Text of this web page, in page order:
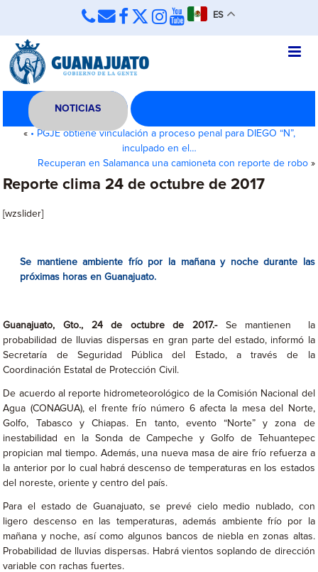
ES
NOTICIAS
« • PGJE obtiene vinculación a proceso penal para DIEGO “N”,
inculpado en el…
Recuperan en Salamanca una camioneta con reporte de robo»
Reporte clima 24 de octubre de 2017
[wzslider]
Se mantiene ambiente frío por la mañana y noche durante las
próximas horas en Guanajuato.
Guanajuato, Gto., 24 de octubre de 2017.- Se mantienen la
probabilidad de lluvias dispersas en gran parte del estado, informó la
Secretaría de Seguridad Pública del Estado, a través de la
Coordinación Estatal de Protección Civil.
De acuerdo al reporte hidrometeorológico de la Comisión Nacional del
Agua (CONAGUA), el frente frío número 6 afecta la mesa del Norte,
Golfo, Tabasco y Chiapas. En tanto, evento “Norte” y zona de
inestabilidad en la Sonda de Campeche y Golfo de Tehuantepec
propician mal tiempo. Además, una nueva masa de aire frío refuerza a
la anterior por lo cual habrá descenso de temperaturas en los estados
del noreste, oriente y centro del país.
Para el estado de Guanajuato, se prevé cielo medio nublado, con
ligero descenso en las temperaturas, además ambiente frío por la
mañana y noche, así como algunos bancos de niebla en zonas altas.
Probabilidad de lluvias dispersas. Habrá vientos soplando de dirección
variable con rachas fuertes.